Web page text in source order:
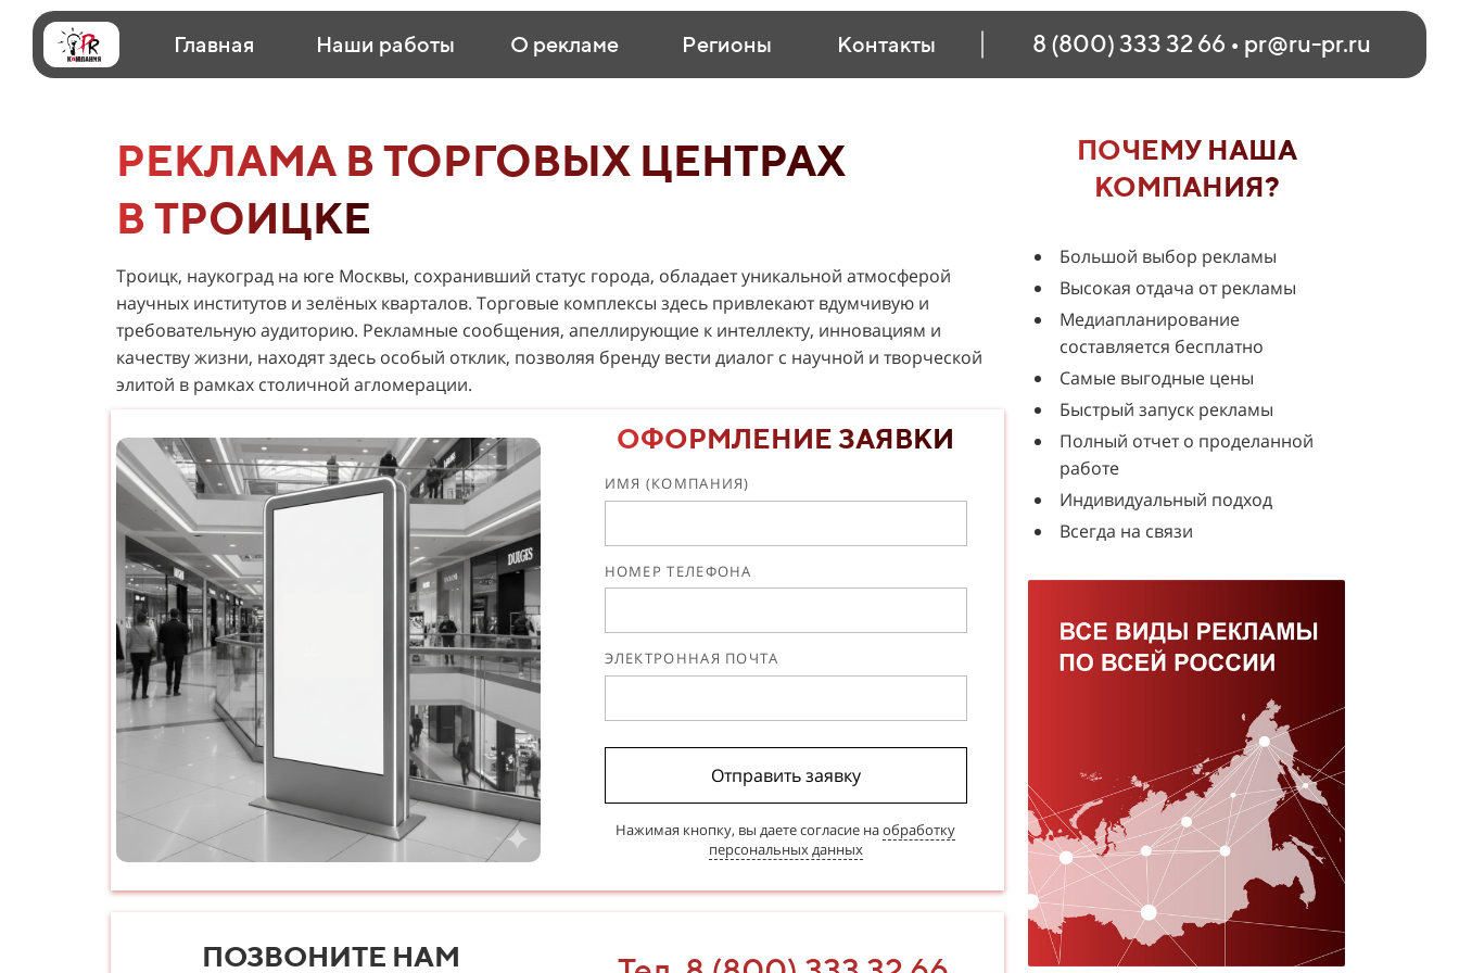
Главная Наши работы О рекламе Регионы Контакты 8 (800) 333 32 66 • pr@ru-pr.ru
РЕКЛАМА В ТОРГОВЫХ ЦЕНТРАХ
В ТРОИЦКЕ
Троицк, наукоград на юге Москвы, сохранивший статус города, обладает уникальной атмосферой
научных институтов и зелёных кварталов. Торговые комплексы здесь привлекают вдумчивую и
требовательную аудиторию. Рекламные сообщения, апеллирующие к интеллекту, инновациям и
качеству жизни, находят здесь особый отклик, позволяя бренду вести диалог с научной и творческой
элитой в рамках столичной агломерации.
ОФОРМЛЕНИЕ ЗАЯВКИ
ИМЯ (КОМПАНИЯ)
НОМЕР ТЕЛЕФОНА
ЭЛЕКТРОННАЯ ПОЧТА
Отправить заявку
Нажимая кнопку, вы даете согласие наобработку
персональных данных
ПОЗВОНИТЕ НАМ
ПОЧЕМУ НАША
КОМПАНИЯ?
Большой выбор рекламы
Высокая отдача от рекламы
Медиапланирование
составляется бесплатно
Самые выгодные цены
Быстрый запуск рекламы
Полный отчет о проделанной
работе
Индивидуальный подход
Всегда на связи